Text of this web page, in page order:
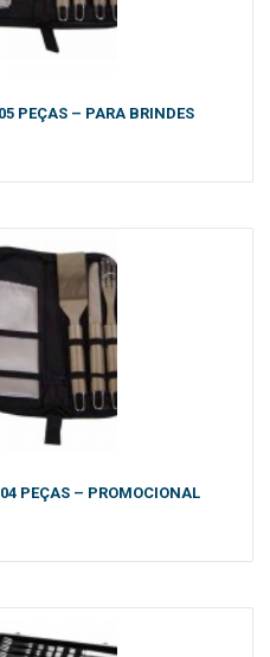
PEÇAS – PARA BRINDES
PEÇAS – PROMOCIONAL